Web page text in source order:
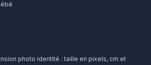
photo identité : taille en pixels, cm et